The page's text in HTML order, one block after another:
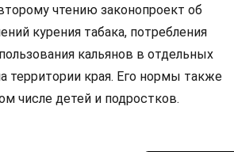
чтению законопроект об
курения табака, потребления
кальянов в отдельных
края. Его нормы также
числе детей и подростков.